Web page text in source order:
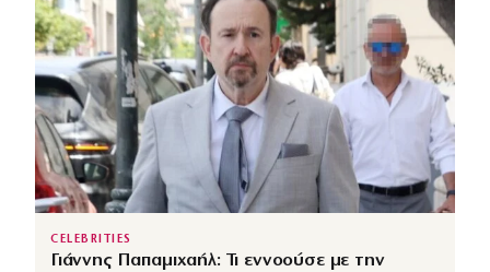
CELEBRITIES
Γιάννης Παπαμιχαήλ: Τι εννοούσε με την